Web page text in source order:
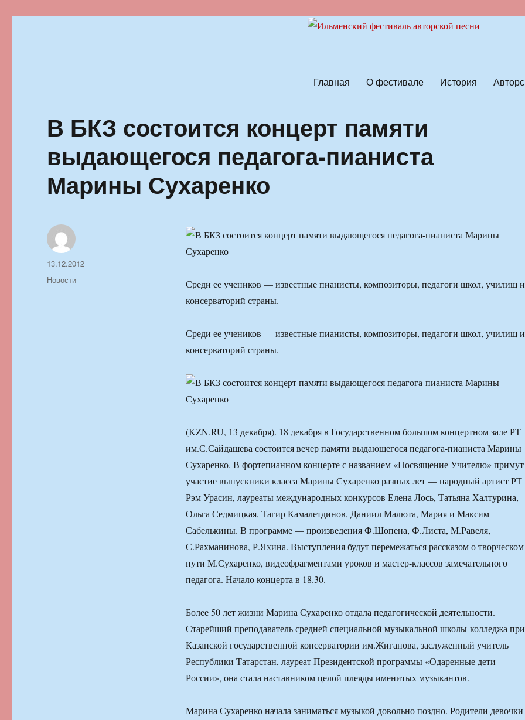
Главная О фестивале История
В БКЗ состоится концерт памяти
выдающегося педагога-пианиста
Марины Сухаренко
Среди ее учеников — известные пианисты, композиторы, педагоги школ, училищ и
консерваторий страны.
Среди ее учеников — известные пианисты, композиторы, педагоги школ, училищ и
консерваторий страны.
(KZN.RU, 13 декабря). 18 декабря в Государственном большом концертном зале РТ
им.С.Сайдашева состоится вечер памяти выдающегося педагога-пианиста Марины
Сухаренко. В фортепианном концерте с названием «Посвящение Учителю» примут
участие выпускники класса Марины Сухаренко разных лет — народный артист РТ
Рэм Урасин, лауреаты международных конкурсов Елена Лось, Татьяна Халтурина,
Ольга Седмицкая, Тагир Камалетдинов, Даниил Малюта, Мария и Максим
Сабелькины. В программе — произведения Ф.Шопена, Ф.Листа, М.Равеля,
С.Рахманинова, Р.Яхина. Выступления будут перемежаться рассказом о творческом
пути М.Сухаренко, видеофрагментами уроков и мастер-классов замечательного
педагога. Начало концерта в 18.30.
Более 50 лет жизни Марина Сухаренко отдала педагогической деятельности.
Старейший преподаватель средней специальной музыкальной школы-колледжа при
Казанской государственной консерватории им.Жиганова, заслуженный учитель
Республики Татарстан, лауреат Президентской программы «Одаренные дети
России», она стала наставником целой плеяды именитых музыкантов.
Марина Сухаренко начала заниматься музыкой довольно поздно. Родители
Автор
Опубликовано
13.12.2012
Рубрики
Новости